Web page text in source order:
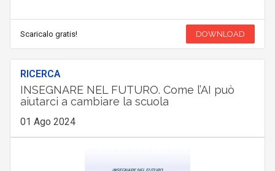
Scaricalo gratis! DOWNLOAD
RICERCA
INSEGNARE NEL FUTURO. Come l’AI può
aiutarci a cambiare la scuola
01 Ago 2024